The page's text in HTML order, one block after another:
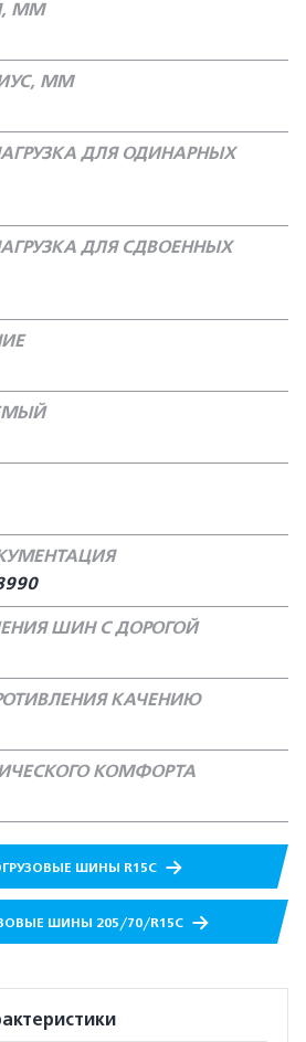
ММ
ММ
ДЛЯ ОДИНАРНЫХ
ДЛЯ СДВОЕННЫХ
ШИН С ДОРОГОЙ
КАЧЕНИЮ
КОМФОРТА
ШИНЫ R15C
ШИНЫ 205/70/R15C